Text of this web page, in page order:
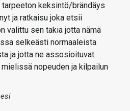
keksintö/brändäys
ja ratkaisu joka etsii
valittu sen takia jotta nämä
selkeästi normaaleista
ja jotta ne assosioituvat
nopeuden ja kilpailun